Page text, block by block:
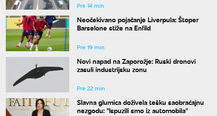
Pre 14 min
Neočekivano pojačanje Liverpula: Štoper
Barselone stiže na Enfild
Pre 19 min
Novi napad na Zaporožje: Ruski dronovi
zasuli industrijsku zonu
Pre 22 min
Slavna glumica doživela tešku saobraćajnu
nezgodu: "Ispuzili smo iz automobila"